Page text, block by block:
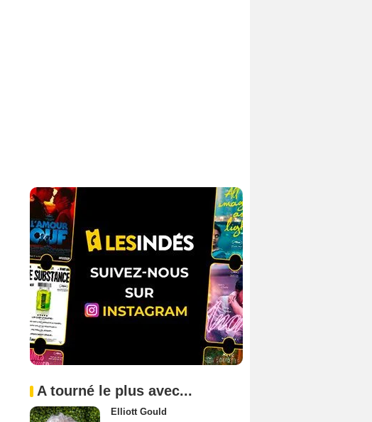
A tourné le plus avec...
Elliott Gould